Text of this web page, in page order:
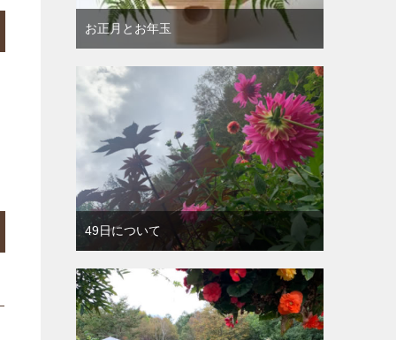
お正月とお年玉
49日について